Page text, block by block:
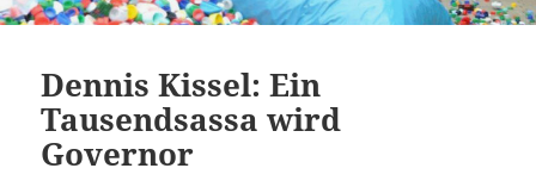
Dennis Kissel: Ein
Tausendsassa wird
Governor